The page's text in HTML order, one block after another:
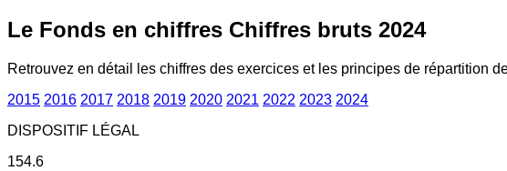
Le Fonds en chiffres Chiffres bruts 2024
Retrouvez en détail les chiffres des exercices et les principes de répartition
2015 2016 2017 2018 2019 2020 2021 2022 2023 2024
DISPOSITIF LÉGAL
154.6